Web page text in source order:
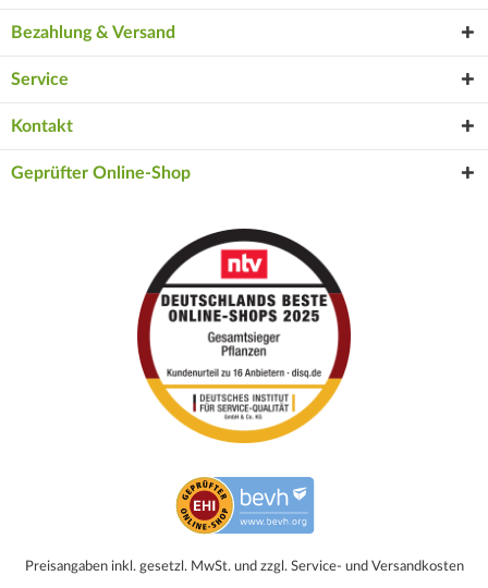
Bezahlung & Versand
Service
Kontakt
Geprüfter Online-Shop
Preisangaben inkl. gesetzl. MwSt. und zzgl. Service- und Versandkosten